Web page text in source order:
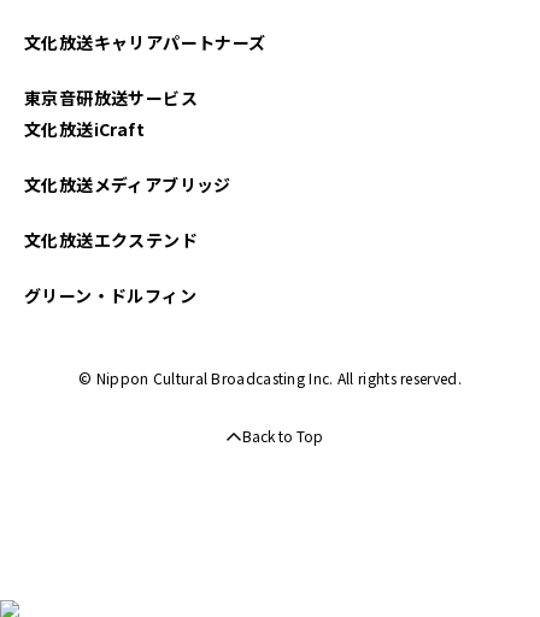
文化放送キャリアパートナーズ
東京音研放送サービス
文化放送iCraft
文化放送メディアブリッジ
文化放送エクステンド
グリーン・ドルフィン
© Nippon Cultural Broadcasting Inc. All rights reserved.
Back to Top